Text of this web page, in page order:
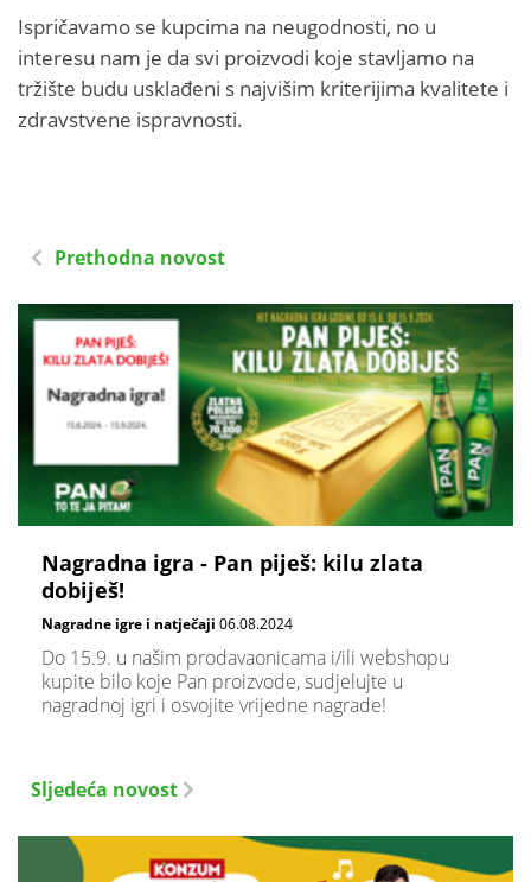
Ispričavamo se kupcima na neugodnosti, no u
interesu nam je da svi proizvodi koje stavljamo na
tržište budu usklađeni s najvišim kriterijima kvalitete i
zdravstvene ispravnosti.
Prethodna novost
Nagradna igra - Pan piješ: kilu zlata
dobiješ!
Nagradne igre i natječaji 06.08.2024
Do 15.9. u našim prodavaonicama i/ili webshopu
kupite bilo koje Pan proizvode, sudjelujte u
nagradnoj igri i osvojite vrijedne nagrade!
Sljedeća novost